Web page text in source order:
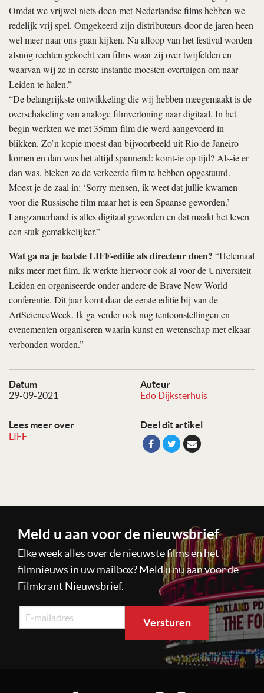
Datum
29-09-2021
Auteur
Edo Dijksterhuis
Lees meer over
LIFF
Deel dit artikel
Omdat we vrijwel niets doen met Nederlandse films hebben we
redelijk vrij spel. Omgekeerd zijn distributeurs door de jaren heen
wel meer naar ons gaan kijken. Na afloop van het festival worden
alsnog rechten gekocht van films waar zij over twijfelden en
waarvan wij ze in eerste instantie moesten overtuigen om naar
Leiden te halen.”
“De belangrijkste ontwikkeling die wij hebben meegemaakt is de
overschakeling van analoge filmvertoning naar digitaal. In het
begin werkten we met 35mm-film die werd aangevoerd in
blikken. Zo’n kopie moest dan bijvoorbeeld uit Rio de Janeiro
komen en dan was het altijd spannend: komt-ie op tijd? Als-ie er
dan was, bleken ze de verkeerde film te hebben opgestuurd.
Moest je de zaal in: ‘Sorry mensen, ik weet dat jullie kwamen
voor die Russische film maar het is een Spaanse geworden.’
Langzamerhand is alles digitaal geworden en dat maakt het leven
een stuk gemakkelijker.”
Wat ga na je laatste LIFF-editie als directeur doen? “Helemaal
niks meer met film. Ik werkte hiervoor ook al voor de Universiteit
Leiden en organiseerde onder andere de Brave New World
conferentie. Dit jaar komt daar de eerste editie bij van de
ArtScienceWeek. Ik ga verder ook nog tentoonstellingen en
evenementen organiseren waarin kunst en wetenschap met elkaar
verbonden worden.”
Meld u aan voor de nieuwsbrief
Elke week alles over de nieuwste films en het
filmnieuws in uw mailbox? Meld u nu aan voor de
Filmkrant Nieuwsbrief.